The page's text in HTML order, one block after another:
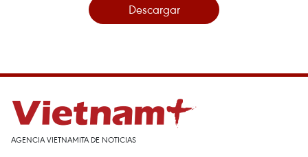
Descargar
AGENCIA VIETNAMITA DE NOTICIAS